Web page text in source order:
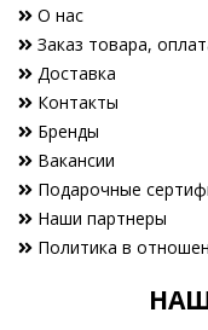
О нас
Заказ товара,
Доставка
Контакты
Бренды
Вакансии
Подарочные
Наши партнеры
Политика в